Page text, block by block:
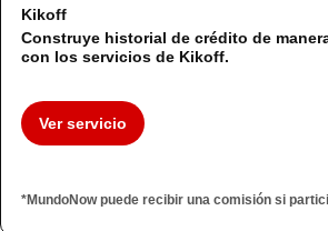
Kikoff
Construye historial de crédito de
con los servicios de Kikoff.
Ver servicio
*MundoNow puede recibir una comisión si